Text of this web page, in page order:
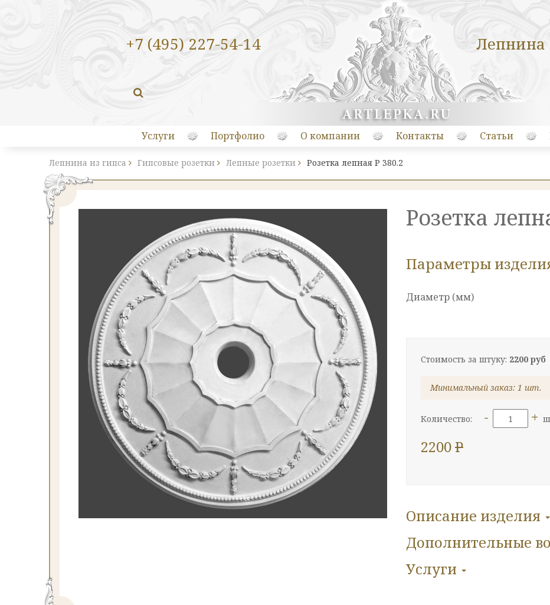
+7 (495) 227-54-14 Лепнина
Услуги Портфолио О компании Контакты Статьи
Лепнина из гипса Гипсовые розетки Лепные розетки Розетка лепная Р 380.2
Розетка
Параметры
Диаметр (мм)
Стоимость за штуку: 2200 руб
Минимальный заказ: 1 шт.
Количество: - +
2200P
Описание изделия
Дополнительные
Услуги